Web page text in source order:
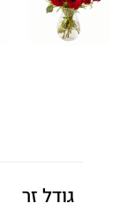
גודל זר